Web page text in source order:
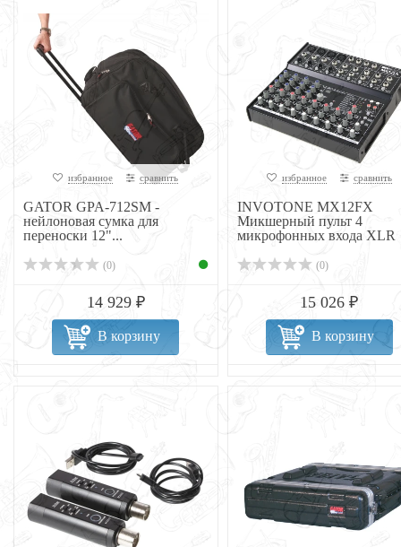
избранное сравнить
GATOR GPA-712SM -
нейлоновая сумка для
переноски 12"...
(0)
14 929 ₽
В корзину
избранное сравнить
INVOTONE MX12FX
Микшерный пульт 4
микрофонных входа XLR
(0)
15 026 ₽
В корзину